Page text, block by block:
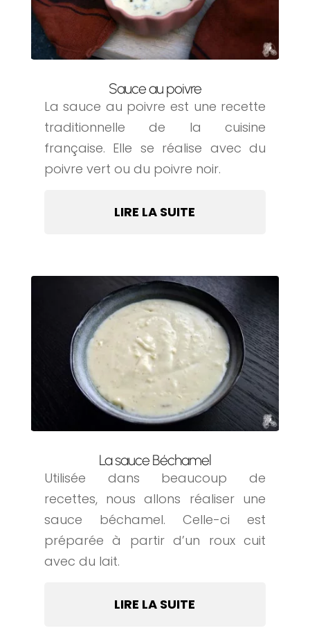
Sauce au poivre
La sauce au poivre est une recette
traditionnelle de la cuisine
française. Elle se réalise avec du
poivre vert ou du poivre noir.
LIRE LA SUITE
La sauce Béchamel
Utilisée dans beaucoup de
recettes, nous allons réaliser une
sauce béchamel. Celle-ci est
préparée à partir d’un roux cuit
avec du lait.
LIRE LA SUITE